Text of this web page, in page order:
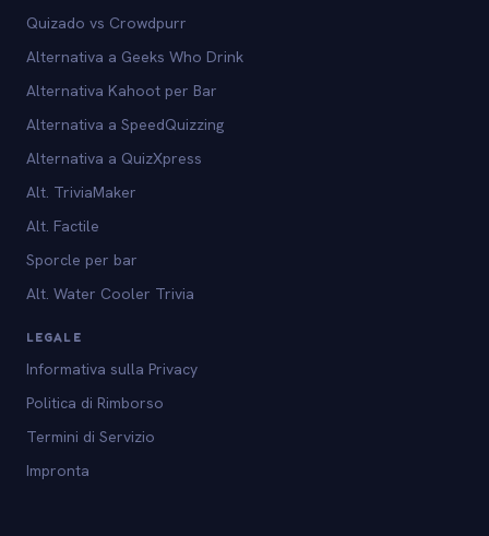
Quizado vs Crowdpurr
Alternativa a Geeks Who Drink
Alternativa Kahoot per Bar
Alternativa a SpeedQuizzing
Alternativa a QuizXpress
Alt. TriviaMaker
Alt. Factile
Sporcle per bar
Alt. Water Cooler Trivia
LEGALE
Informativa sulla Privacy
Politica di Rimborso
Termini di Servizio
Impronta